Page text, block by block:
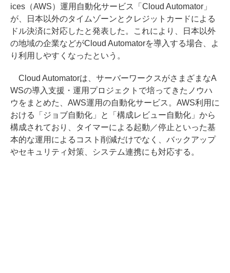
ices（AWS）運用自動化サービス「Cloud Automator」
が、日本以外のタイムゾーンとクレジットカードによる
ドル決済に対応したと発表した。これにより、日本以外
の地域の企業などがCloud Automatorを導入する場合、よ
り利用しやすくなったという。
Cloud Automatorは、サーバーワークスがさまざまなA
WSの導入支援・運用プロジェクトで培ってきたノウハ
ウをまとめた、AWS運用の自動化サービス。AWS利用に
おける「ジョブ自動化」と「構成レビュー自動化」から
構成されており、タイマーによる起動／停止といった基
本的な運用によるコスト削減だけでなく、バックアップ
やセキュリティ対策、システム連携にも対応する。